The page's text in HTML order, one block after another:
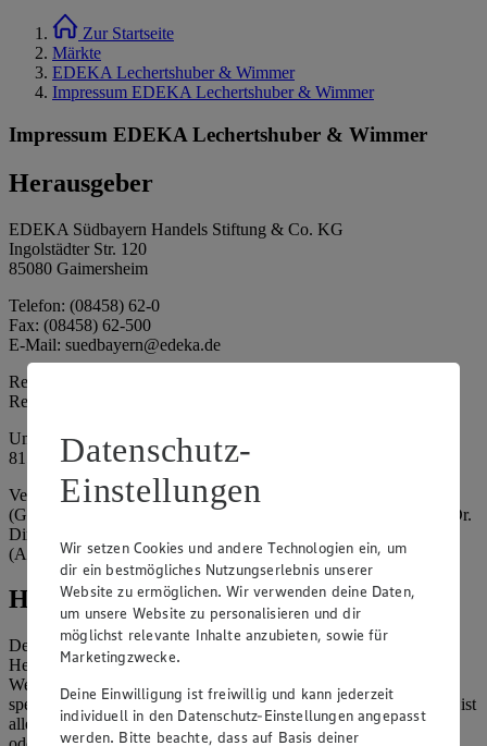
Zur Startseite
Märkte
EDEKA Lechertshuber & Wimmer
Impressum EDEKA Lechertshuber & Wimmer
Impressum EDEKA Lechertshuber & Wimmer
Herausgeber
EDEKA Südbayern Handels Stiftung & Co. KG
Ingolstädter Str. 120
85080 Gaimersheim
Telefon: (08458) 62-0
Fax: (08458) 62-500
E-Mail: suedbayern@edeka.de
Registergericht: Amtsgericht Ingolstadt
Registernummer: HRA 3325
Umsatzsteuer-Identifikationsnummer gem. § 27a UStG: DE
815764015
Vertretungsberechtigte: EDEKA Südbayern Handelsstiftung
(Gesellschafter), Claus Hollinger (Vorstandsmitglied, Sprecher), Dr.
Dirk Eßmann (Vorstandsmitglied), Leo Schwaiberger
(Aufsichtsratsvorsitzender)
Hinweise
Der Inhalt dieser Website ist urheberrechtlich geschützt. Der
Herausgeber gewährt Ihnen jedoch das Recht, den auf dieser
Website bereitgestellten Text ganz oder ausschnittsweise zu
speichern und zu vervielfältigen. Aus Gründen des Urheberrechts ist
allerdings die Speicherung und Vervielfältigung von Bildmaterial
Datenschutz-
Einstellungen
Wir setzen Cookies und andere Technologien ein, um
dir ein bestmögliches Nutzungserlebnis unserer
Website zu ermöglichen. Wir verwenden deine Daten,
um unsere Website zu personalisieren und dir
möglichst relevante Inhalte anzubieten, sowie für
Marketingzwecke.
Deine Einwilligung ist freiwillig und kann jederzeit
individuell in den Datenschutz-Einstellungen angepasst
werden. Bitte beachte, dass auf Basis deiner